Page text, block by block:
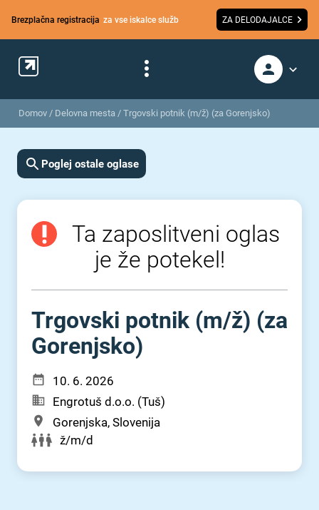
Brezplačna registracija za vse iskalce služb ZA DELODAJALCE
Domov / Delovna mesta / Trgovski potnik (m/ž) (za Gorenjsko)
Poglej ostale oglase
Ta zaposlitveni oglas
je že potekel!
Trgovski potnik (m⁠/⁠ž) (za
Gorenjsko)
10. 6. 2026
Engrotuš d.o.o. (Tuš)
Gorenjska, Slovenija
ž/m/d